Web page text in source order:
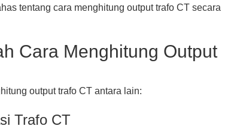
tentang cara menghitung output trafo CT secara
Cara Menghitung Output
output trafo CT antara lain:
Trafo CT